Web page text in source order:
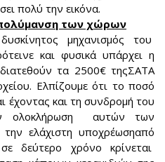
πολύ την εικόνα.
των χώρων
μηχανισμός του
και φυσικά υπάρχει η
τα 2500€ τηςΣΑΤΑ
Ελπίζουμε ότι το ποσό
έχοντας και τη συνδρομή του
ολοκλήρωση αυτών των
ελάχιστη υποχρέωσηαπό
δεύτερο χρόνο κρίνεται